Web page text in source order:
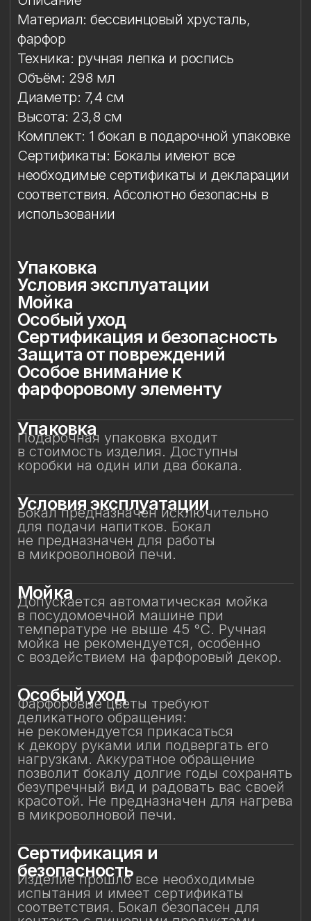
необходимые сертификаты и декларации
соответствия. Абсолютно безопасны в
использовании
Упаковка
Условия эксплуатации
Мойка
Особый уход
Сертификация и безопасность
Защита от повреждений
Особое внимание к
фарфоровому элементу
Упаковка
Подарочная упаковка входит
Условия эксплуатации
Бокал предназначен исключительно
для подачи напитков. Бокал
не предназначен для работы
в микроволновой печи.
Мойка
Допускается автоматическая мойка
в посудомоечной машине при
температуре не выше 45 °C. Ручная
мойка не рекомендуется, особенно
с воздействием на фарфоровый декор.
Особый уход
Фарфоровые цветы требуют
деликатного обращения:
не рекомендуется прикасаться
к декору руками или подвергать его
нагрузкам. Аккуратное обращение
безупречный вид и радовать вас своей
красотой. Не предназначен для нагрева
в микроволновой печи.
Сертификация и
безопасность
Изделие прошло все необходимые
соответствия. Бокал безопасен для
контакта с пищевыми продуктами
и может использоваться по прямому
назначению.
Защита от повреждений
Избегайте контакта бокала с острыми,
скребками, лезвиями или кромками
других бокалов) во избежание сколов
и царапин. Не рекомендуется
складывать бокалы горизонтально друг
на друга.
Особое внимание к
фарфоровому элементу
Фарфоровый цветок — результат
ручной работы, требующий
исключительно деликатного
обращения. Не прикасайтесь
и не подвергайте механическим
воздействиям. Бережное отношение
к изделию позволит на долгие годы
сохранить его красоту и изысканность,
позволяя шампанскому раскрываться
мягко и гармонично.